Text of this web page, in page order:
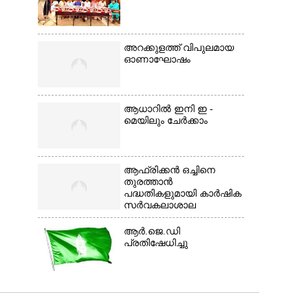
അറക്കുളത്ത് വിപുലമായ
ഓണാഘോഷം
ആധാറിൽ ഇനി ഇ -
മെയിലും ചേർക്കാം
ആഫ്രിക്കൻ ഒച്ചിനെ
തുരത്താൻ
പദ്ധതികളുമായി കാർഷിക
സർവകലാശാല
ആർ.ജെ.ഡി
പ്രതിഷേധിച്ചു